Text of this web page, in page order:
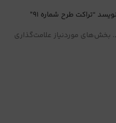
“تراکت طرح شماره 91”
بخش‌های موردنیاز علامت‌گذاری